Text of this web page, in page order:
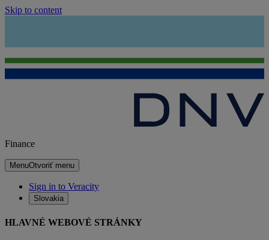
Skip to content
Finance
MenuOtvoriť menu
Sign in to Veracity
Slovakia
HLAVNÉ WEBOVÉ STRÁNKY